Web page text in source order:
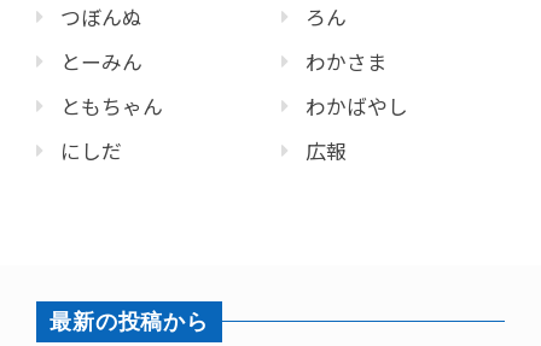
つぼんぬ
とーみん
ともちゃん
にしだ
ろん
わかさま
わかばやし
広報
最新の投稿から